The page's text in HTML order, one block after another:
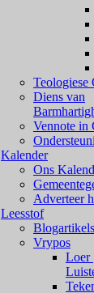
Teologiese
Diens van
Vennote in
Kalender
Ons
Adverteer
Leesstof
Blogartikels
Vrypos
Loer